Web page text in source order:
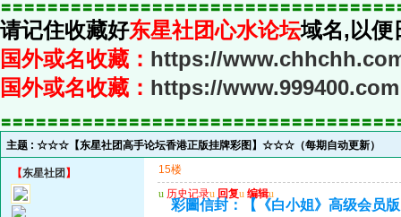
〓〓〓〓〓〓〓〓〓〓〓〓〓〓〓〓〓〓〓〓〓〓〓〓〓〓〓〓〓〓〓〓〓〓
请记住收藏好东星社团心水论坛域名,以便
国外或名收藏： https://
国外或名收藏： https://www.999400.com
〓〓〓〓〓〓〓〓〓〓〓〓〓〓〓〓〓〓〓〓〓〓〓〓〓〓〓〓〓〓〓〓〓〓
主题 : ☆☆☆【东星社团高手论坛香港正版挂牌彩图】☆☆☆（每期自动更新）
【东星社团 】
15楼
u 历史记录u 回复u 编辑u
彩圖信封：【《白小姐》高级会员